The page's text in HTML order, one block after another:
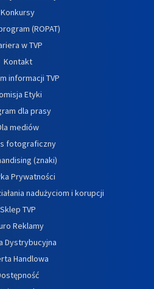
Konkursy
(ROPAT)
w TVP
Kontakt
informacji TVP
Etyki
dla prasy
mediów
fotograficzny
(znaki)
Prywatności
nadużyciom i korupcji
Sklep TVP
Reklamy
Dystrybucyjna
Handlowa